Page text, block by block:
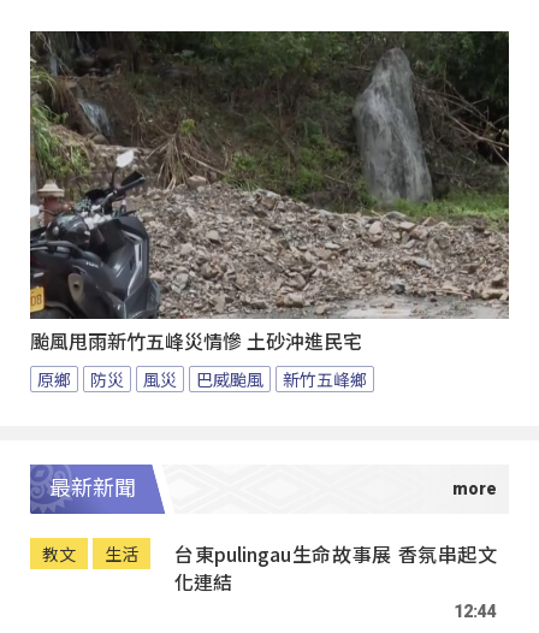
颱風甩雨新竹五峰災情慘 土砂沖進民宅
原鄉 防災 風災 巴威颱風 新竹五峰鄉
最新新聞
教文 生活
台東pulingau生命故事展 香氛串起文
化連結
12:44